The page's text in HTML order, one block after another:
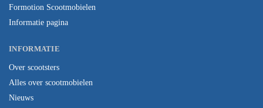
Formotion Scootmobielen
Informatie pagina
INFORMATIE
Over scootsters
Alles over scootmobielen
Nieuws